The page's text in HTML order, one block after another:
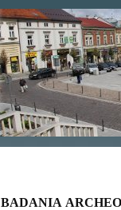
BADANIA